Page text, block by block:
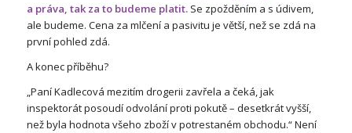
a práva, tak za to budeme platit.Se zpožděním a s údivem,
ale budeme. Cena za mlčení a pasivitu je větší, než se zdá na
první pohled zdá.
A konec příběhu?
„Paní Kadlecová mezitím drogerii zavřela a čeká, jak
inspektorát posoudí odvolání proti pokutě – desetkrát vyšší,
než byla hodnota všeho zboží v potrestaném obchodu.“ Není